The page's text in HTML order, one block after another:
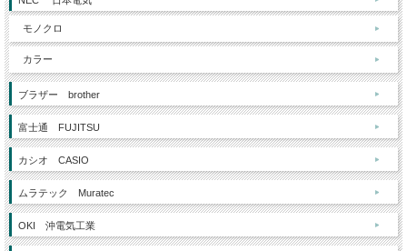
モノクロ
カラー
ブラザー brother
富士通 FUJITSU
カシオ CASIO
ムラテック Muratec
OKI 沖電気工業